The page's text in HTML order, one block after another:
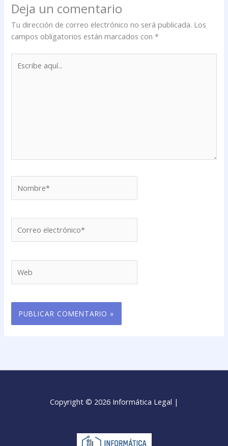
Deja un comentario
Tu dirección de correo electrónico no será publicada. Los
campos obligatorios están marcados con*
aquí...
electrónico*
Copyright © 2026 Informática Legal |